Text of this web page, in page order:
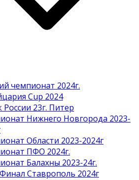
чемпионат 2024г.
Cup 2024
России 23г. Питер
Нижнего Новгорода 2023-
Области 2023-2024г
ПФО 2024г.
Балахны 2023-24г.
Ставрополь 2024г